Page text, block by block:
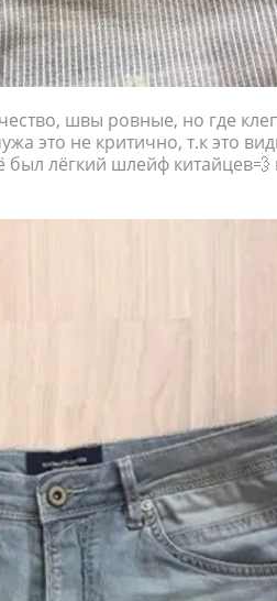
швы ровные, но где
это не критично, т.к это
лёгкий шлейф китайцев💨